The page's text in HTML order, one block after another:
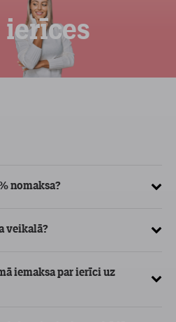
ierīces
nomaksa?
veikalā?
iemaksa par ierīci uz